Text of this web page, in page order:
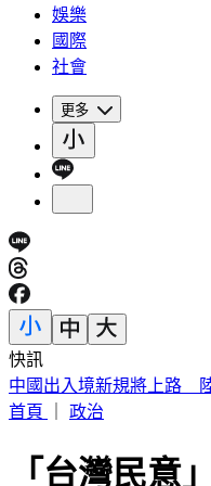
娛樂
國際
社會
更多
快訊
中國出入境新規將上路
首頁
政治
「台灣民